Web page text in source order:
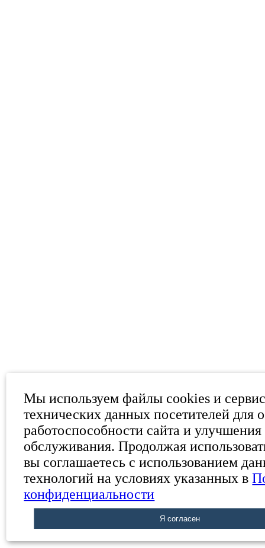
Мы используем файлы cookies и
технических данных посетителей для
работоспособности сайта и улучшения
обслуживания. Продолжая
вы соглашаетесь с использованием
технологий на условиях указанных в
конфиденциальности
Я согласен